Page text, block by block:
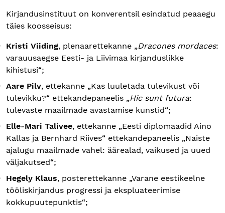
Kirjandusinstituut on konverentsil esindatud peaaegu
täies koosseisus:
Kristi Viiding, plenaarettekanne „Dracones mordaces:
varauusaegse Eesti- ja Liivimaa kirjanduslikke
kihistusi“;
Aare Pilv, ettekanne „Kas luuletada tulevikust või
tulevikku?“ ettekandepaneelis „Hic sunt futura:
tulevaste maailmade avastamise kunstid“;
Elle-Mari Talivee, ettekanne „Eesti diplomaadid Aino
Kallas ja Bernhard Riives“ ettekandepaneelis „Naiste
ajalugu maailmade vahel: äärealad, vaikused ja uued
väljakutsed“;
Hegely Klaus, posterettekanne „Varane eestikeelne
tööliskirjandus progressi ja ekspluateerimise
kokkupuutepunktis“;